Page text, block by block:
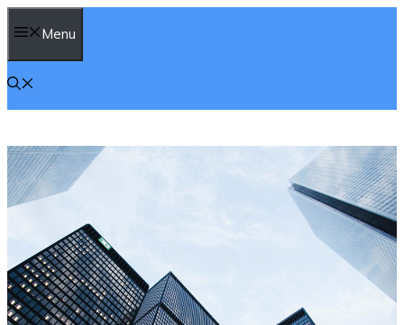
텐
츠
로
건
뛰
기
Menu